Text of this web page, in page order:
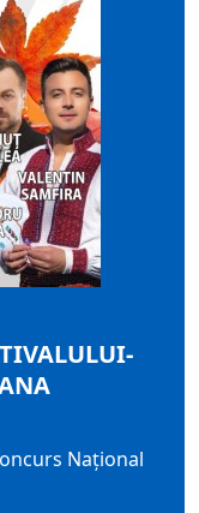
Național